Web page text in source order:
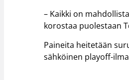
– Kaikki on
korostaa puolestaan
Paineita heitetään
sähköinen playoff-